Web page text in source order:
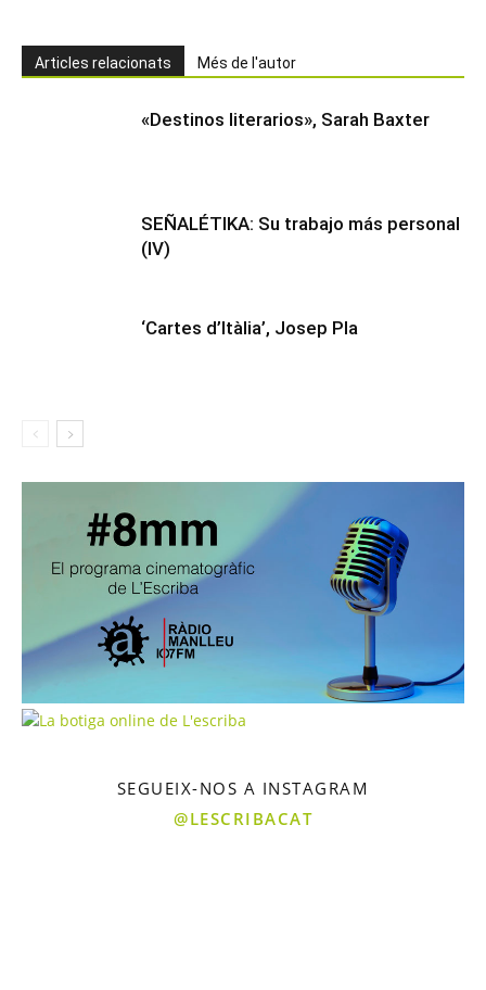
Articles relacionats Més de l'autor
«Destinos literarios», Sarah Baxter
SEÑALÉTIKA: Su trabajo más personal
(IV)
‘Cartes d’Itàlia’, Josep Pla
SEGUEIX-NOS A INSTAGRAM
@LESCRIBACAT